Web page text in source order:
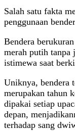
Salah satu fakta
penggunaan
Bendera
merah putih tanpa
istimewa saat
Uniknya, bendera
merupakan tahun
dipakai setiap
depan,
terhadap sang